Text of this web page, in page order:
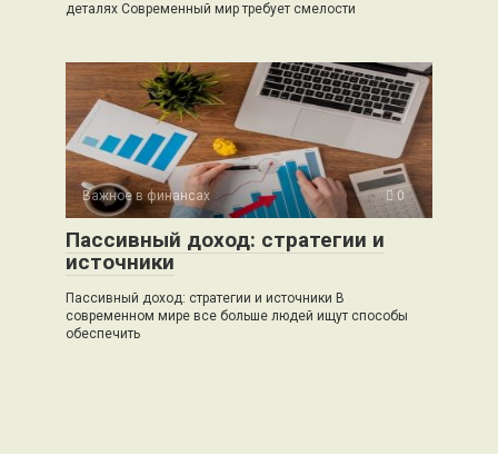
деталях Современный мир требует смелости
Важное в финансах 0
Пассивный доход: стратегии и
источники
Пассивный доход: стратегии и источники В
современном мире все больше людей ищут способы
обеспечить